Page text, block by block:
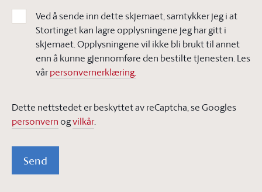
Ved å sende inn dette skjemaet, samtykker jeg i at
Stortinget kan lagre opplysningene jeg har gitt i
skjemaet. Opplysningene vil ikke bli brukt til annet
enn å kunne gjennomføre den bestilte tjenesten. Les
vårpersonvernerklæring.
Dette nettstedet er beskyttet av reCaptcha, se Googles
personvern ogvilkår.
Send